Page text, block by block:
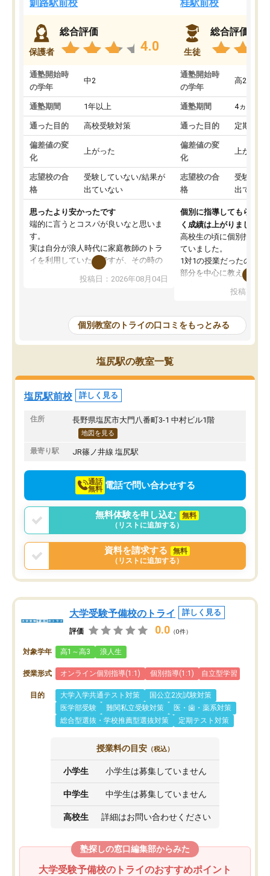
釧路駅前校
保護者
総合評価
4.0
通塾開始時
の学年
中2
通塾期間 1年以上
通った目的 高校受験対策
偏差値の変
化
上がった
志望校の合
格
受験していない/結果が
出ていない
思ったより安かったです
端的に言うとコスパが良いなと思いま
す。
実は自分が浪人時代に家庭教師のトラ
イを利用していたのですが、その時の
月謝がとても高くトライに良いイメー
ジがありませんでした。
し始めた形です。
しかし、以前とは違い料金がリーズナ
ブルでびっくりしました。
通って1年以上ですが、勉強への取り組
み方が真っすぐに変化（率先して自宅
で復習や予習をする）し成績も向上し
ています。
駅前なので送り迎えが少々負担になっ
ていますが、それを加味しても通って
損はないなと感じています。
投稿日：2026年08月04日
桂駅前校
生徒
総合評価
通塾開始時
の学年
高2
通塾期間 4ヵ月～1
通った目的 定期テス
偏差値の変
化
上がった
志望校の合
格
受験して
出ていな
個別に指導してもらえる
く成績は上がりました。
高校生の頃に個別指導の
ていました。
1対1の授業だったので、
部分を中心に教えてもら
わからないところもそ
もらえたので、勉強への
しずつなくなりました。
その結果成績も上がり、
たのを覚えています。
塾だと思います。
投稿日：
個別教室のトライの口コミをもっとみる
塩尻駅の教室一覧
塩尻駅前校 詳しく見る
住所 長野県塩尻市大門八番町3-1 中村ビル1階
地図を見る
最寄り駅 JR篠ノ井線 塩尻駅
通話
無料 電話で問い合わせする
無料体験を申し込む
無料
（リストに追加する）
資料を請求する
無料
（リストに追加する）
大学受験予備校のトライ 詳しく見る
評価 0.0 （0件）
対象学年 高1～高3 浪人生
授業形式 オンライン個別指導(1:1) 個別指導(1:1) 自立型学習
目的 大学入学共通テスト対策
国公立2次試験対策
医学部受験
難関私立受験対策
医・歯・薬系対策
総合型選抜・学校推薦型選抜対策
定期テスト対策
授業料の目安 （税込）
小学生 小学生は募集していません
中学生 中学生は募集していません
高校生 詳細はお問い合わせください
塾探しの窓口編集部からみた
大学受験予備校のトライのおすすめポイント